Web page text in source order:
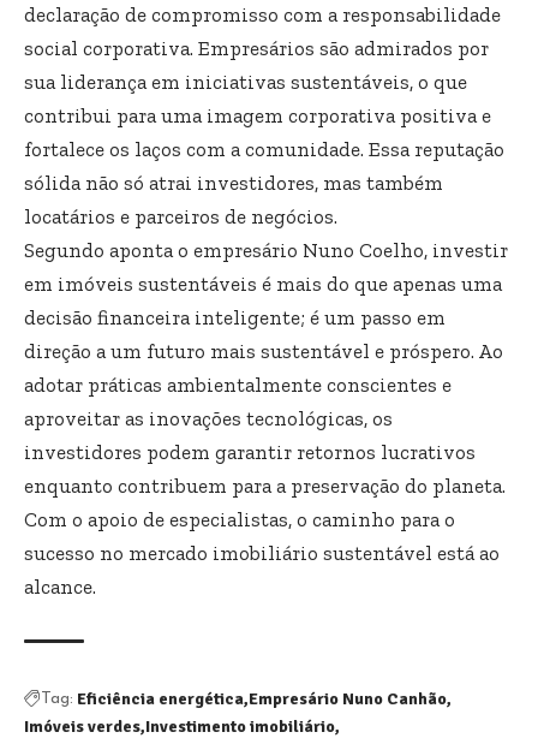
declaração de compromisso com a responsabilidade
social corporativa. Empresários são admirados por
sua liderança em iniciativas sustentáveis, o que
contribui para uma imagem corporativa positiva e
fortalece os laços com a comunidade. Essa reputação
sólida não só atrai investidores, mas também
locatários e parceiros de negócios.
Segundo aponta o empresário Nuno Coelho, investir
em imóveis sustentáveis é mais do que apenas uma
decisão financeira inteligente; é um passo em
direção a um futuro mais sustentável e próspero. Ao
adotar práticas ambientalmente conscientes e
aproveitar as inovações tecnológicas, os
investidores podem garantir retornos lucrativos
enquanto contribuem para a preservação do planeta.
Com o apoio de especialistas, o caminho para o
sucesso no mercado imobiliário sustentável está ao
alcance.
Tag: Eficiência energética Empresário Nuno Canhão
Imóveis verdes Investimento imobiliário